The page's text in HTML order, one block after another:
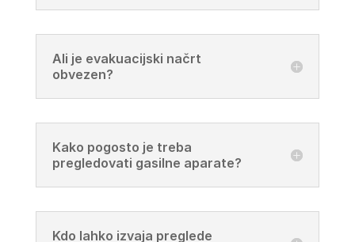
Ali je evakuacijski načrt
obvezen?
Kako pogosto je treba
pregledovati gasilne aparate?
Kdo lahko izvaja preglede